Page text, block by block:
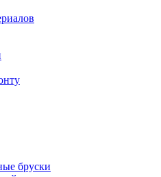
бруски